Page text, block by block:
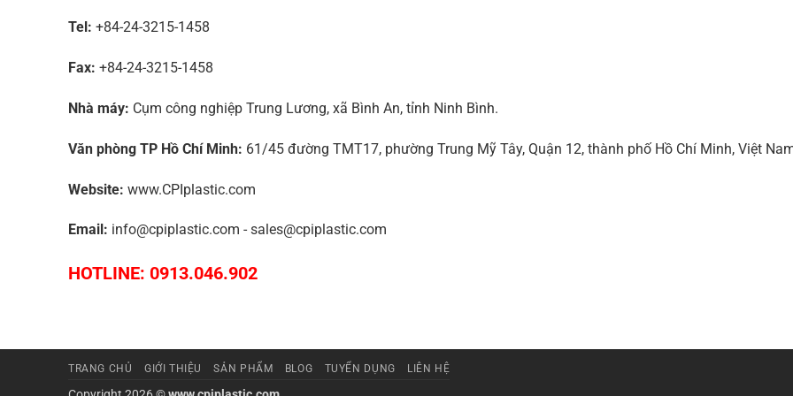
Tel: +84-24-3215-1458
Fax: +84-24-3215-1458
Nhà máy: Cụm công nghiệp Trung Lương, xã Bình An, tỉnh Ninh Bình.
Văn phòng TP Hồ Chí Minh: 61/45 đường TMT17, phường Trung Mỹ Tây, Quận 12, thành phố Hồ Chí Minh, Việt
Website: www.CPIplastic.com
Email: info@cpiplastic.com - sales@cpiplastic.com
HOTLINE: 0913.046.902
TRANG CHỦ GIỚI THIỆU SẢN PHẨM BLOG TUYỂN DỤNG LIÊN HỆ